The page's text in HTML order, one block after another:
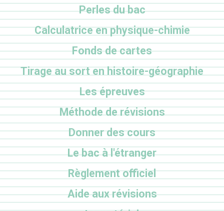
Perles du bac
Calculatrice en physique-chimie
Fonds de cartes
Tirage au sort en histoire-géographie
Les épreuves
Méthode de révisions
Donner des cours
Le bac à l'étranger
Règlement officiel
Aide aux révisions